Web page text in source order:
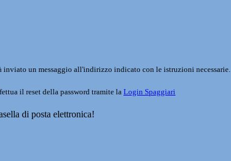
inviato un messaggio all'indirizzo indicato con le istruzioni necessarie.
il reset della password tramite la Login Spaggiari
di posta elettronica!